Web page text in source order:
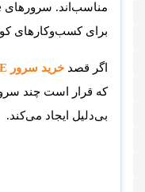
مناسب‌اند. سرورهای
برای کسب‌وکارهای
اگر قصد خرید سرور HP / HPE
بی‌دلیل ایجاد می‌کند.